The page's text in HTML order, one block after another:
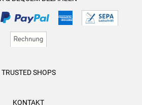
TRUSTED SHOPS
KONTAKT